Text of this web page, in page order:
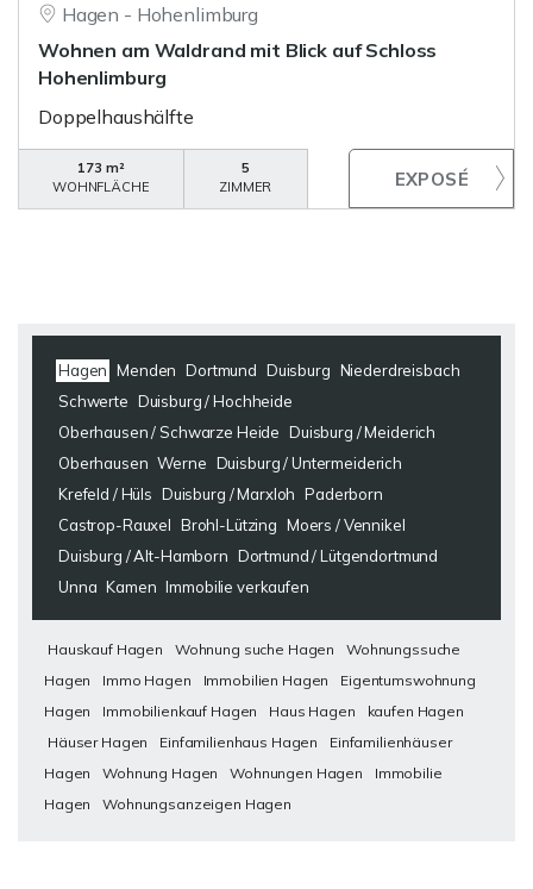
Hagen - Hohenlimburg
Wohnen am Waldrand mit Blick auf Schloss
Hohenlimburg
Doppelhaushälfte
173 m²
WOHNFLÄCHE
5
ZIMMER
Hagen Menden Dortmund Duisburg Niederdreisbach
Schwerte Duisburg / Hochheide
Oberhausen / Schwarze Heide Duisburg / Meiderich
Oberhausen Werne Duisburg / Untermeiderich
Krefeld / Hüls Duisburg / Marxloh Paderborn
Castrop-Rauxel Brohl-Lützing Moers / Vennikel
Duisburg / Alt-Hamborn Dortmund / Lütgendortmund
Unna Kamen Immobilie verkaufen
Hauskauf Hagen Wohnung suche Hagen
Wohnungssuche
Hagen
Immo Hagen Immobilien Hagen
Eigentumswohnung
Hagen
Immobilienkauf Hagen Haus Hagen
kaufen Hagen
Häuser Hagen
Einfamilienhaus Hagen
Einfamilienhäuser
Hagen
Wohnung Hagen Wohnungen Hagen
Immobilie
Hagen
Wohnungsanzeigen Hagen